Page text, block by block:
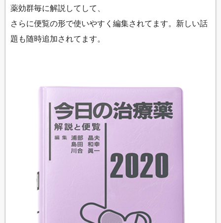
薬効群毎に解説してして、
さらに便覧の形で使いやすく編集されてます。新しい話
題も随時追加されてます。